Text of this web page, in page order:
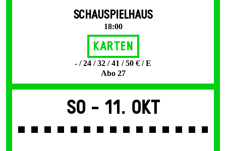
SCHAUSPIELHAUS
18:00
Karten
- / 24 / 32 / 41 / 50 € / E
Abo 27
So - 11. Okt